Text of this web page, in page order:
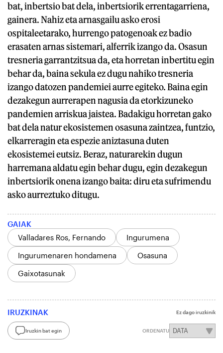
bat, inbertsio bat dela, inbertsiorik errentagarriena,
gainera. Nahiz eta arnasgailu asko erosi
ospitaleetarako, hurrengo patogenoak ez badio
erasaten arnas sistemari, alferrik izango da. Osasun
tresneria garrantzitsua da, eta horretan inbertitu egin
behar da, baina sekula ez dugu nahiko tresneria
izango datozen pandemiei aurre egiteko. Baina egin
dezakegun aurrerapen nagusia da etorkizuneko
pandemien arriskua jaistea. Badakigu horretan gako
bat dela natur ekosistemen osasuna zaintzea, funtzio,
elkarreragin eta espezie aniztasuna duten
ekosistemei eutsiz. Beraz, naturarekin dugun
harremana aldatu egin behar dugu, egin dezakegun
inbertsiorik onena izango baita: diru eta sufrimendu
asko aurreztuko ditugu.
GAIAK
Valladares Ros, Fernando
Ingurumena
Ingurumenaren hondamena
Osasuna
Gaixotasunak
IRUZKINAK Ez dago iruzkinik
Iruzkin bat egin ORDENATU